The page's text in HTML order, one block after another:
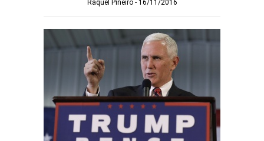
Raquel Piñeiro 16/11/2016